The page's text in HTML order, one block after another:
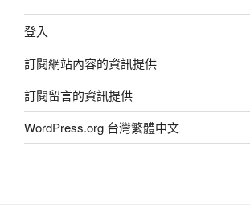
登入
訂閱網站內容的資訊提供
訂閱留言的資訊提供
WordPress.org 台灣繁體中文